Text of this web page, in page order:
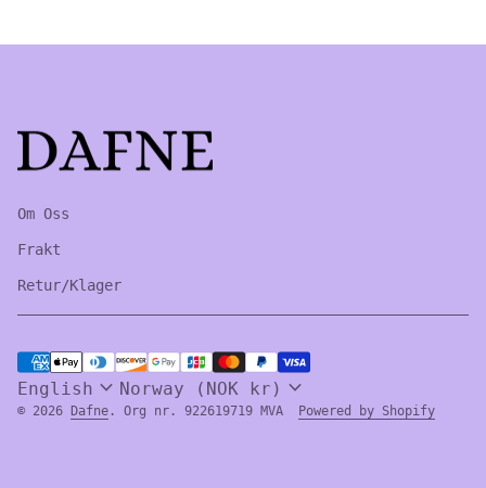
Om Oss
Frakt
Retur/Klager
Payment methods
English expand_more Norway (NOK kr) expand_more
© 2026 Dafne . Org nr. 922619719 MVA Powered by Shopify(link